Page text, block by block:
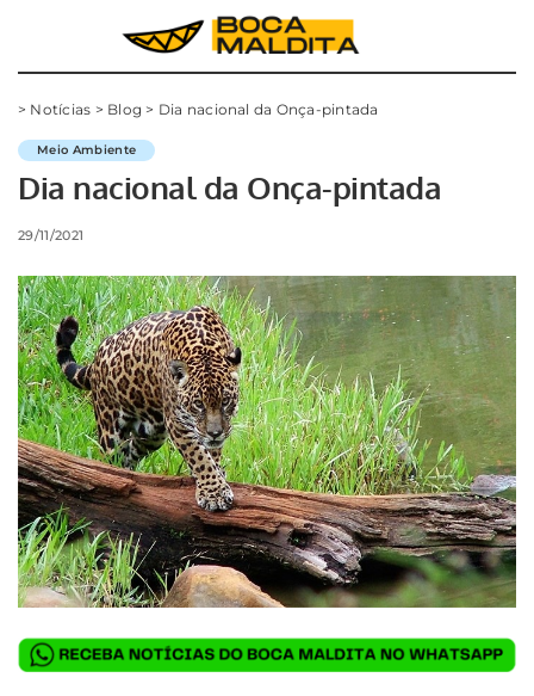
> Notícias > Blog > Dia nacional da Onça-pintada
Meio Ambiente
Dia nacional da Onça-pintada
29/11/2021